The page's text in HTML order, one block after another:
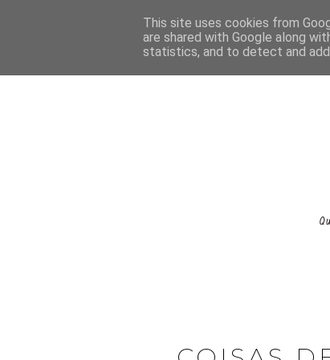
This site uses cookies from
are shared with Google along
statistics, and to detect and